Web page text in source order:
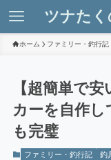
ツナた
ホーム ファミリー・釣行記
【超簡単で
カーを自作
も完璧
ファミリー・釣行記 釣